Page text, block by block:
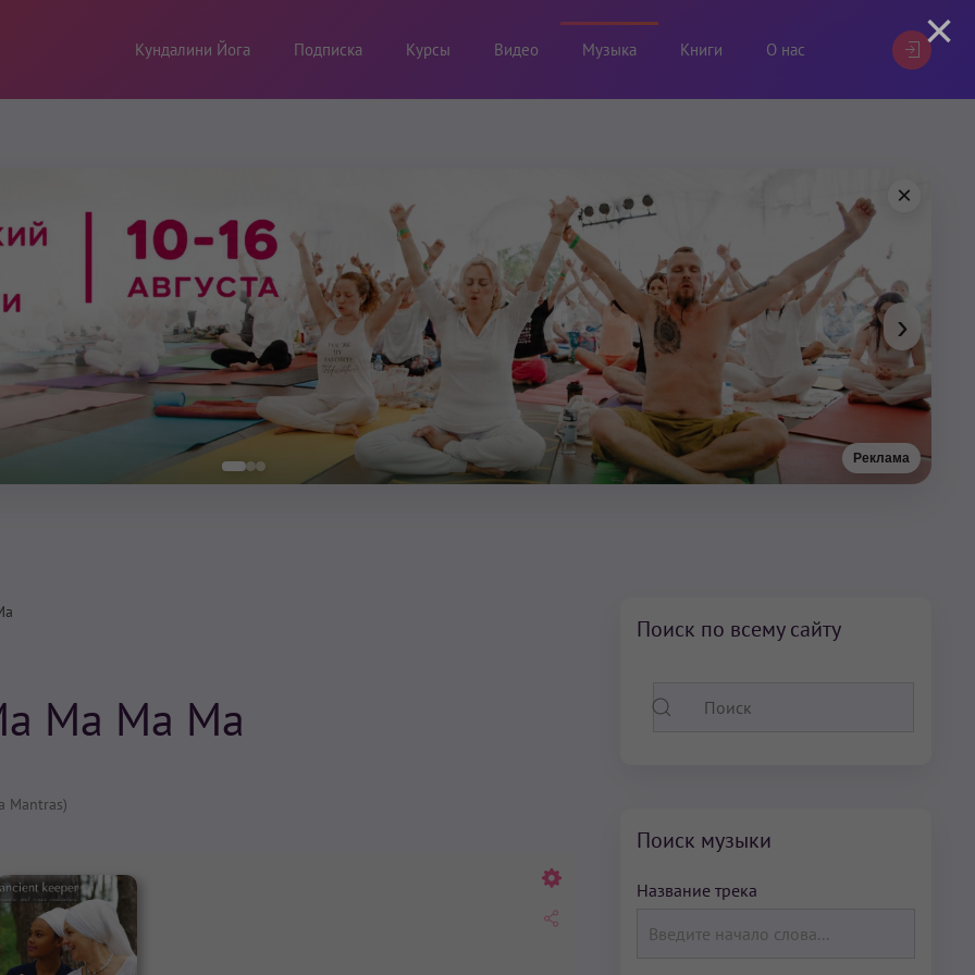
Кундалини Йога Подписка Курсы Видео Музыка Книги О нас
Реклама
×
›
Ma Ma Ma
Mantras)
Поиск по всему сайту
Поиск музыки
Название трека
×